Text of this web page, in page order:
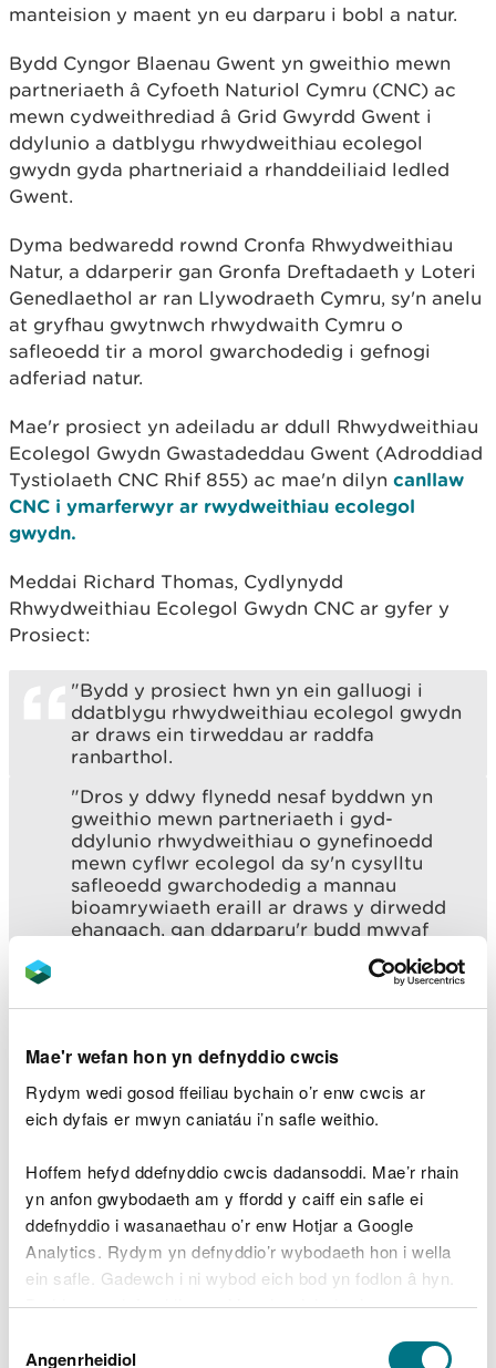
Mae'r wefan hon yn defnyddio cwcis
Rydym wedi gosod ffeiliau bychain o’r enw cwcis ar
eich dyfais er mwyn caniatáu i’n safle weithio.
Hoffem hefyd ddefnyddio cwcis dadansoddi. Mae’r rhain
yn anfon gwybodaeth am y ffordd y caiff ein safle ei
ddefnyddio i wasanaethau o’r enw Hotjar a Google
Analytics. Rydym yn defnyddio’r wybodaeth hon i wella
ein safle. Gadewch i ni wybod eich bod yn fodlon â hyn.
Byddwn yn defnyddio cwci i gadw eich dewis.
Gellirdarllen mwy am ein cwcis cyn i chi ddewis.
Caniatâd
Angenrheidiol
manteision y maent yn eu darparu i bobl a natur.
Bydd Cyngor Blaenau Gwent yn gweithio mewn
partneriaeth â Cyfoeth Naturiol Cymru (CNC) ac
mewn cydweithrediad â Grid Gwyrdd Gwent i
ddylunio a datblygu rhwydweithiau ecolegol
gwydn gyda phartneriaid a rhanddeiliaid ledled
Gwent.
Dyma bedwaredd rownd Cronfa Rhwydweithiau
Natur, a ddarperir gan Gronfa Dreftadaeth y Loteri
Genedlaethol ar ran Llywodraeth Cymru, sy'n anelu
at gryfhau gwytnwch rhwydwaith Cymru o
safleoedd tir a morol gwarchodedig i gefnogi
adferiad natur.
Mae'r prosiect yn adeiladu ar ddull Rhwydweithiau
Ecolegol Gwydn Gwastadeddau Gwent (Adroddiad
Tystiolaeth CNC Rhif 855) ac mae'n dilyn canllaw
CNC i ymarferwyr ar rwydweithiau ecolegol
gwydn.
Meddai Richard Thomas, Cydlynydd
Rhwydweithiau Ecolegol Gwydn CNC ar gyfer y
Prosiect:
"Bydd y prosiect hwn yn ein galluogi i
ddatblygu rhwydweithiau ecolegol gwydn
ar draws ein tirweddau ar raddfa
ranbarthol.
"Dros y ddwy flynedd nesaf byddwn yn
gweithio mewn partneriaeth i gyd-
ddylunio rhwydweithiau o gynefinoedd
mewn cyflwr ecolegol da sy'n cysylltu
safleoedd gwarchodedig a mannau
bioamrywiaeth eraill ar draws y dirwedd
ehangach, gan ddarparu'r budd mwyaf
"Bydd hyn yn ein galluogi i flaenoriaethu
gweithredu adfer natur hirdymor ar y cyd
gan wneud y mwyaf o wasanaethau
wedi'u haddasu i newid yn yr hinsawdd."
Meddai Helen Cunningham, yr Aelod Cabinet dros
Leoedd a'r Amgylchedd:
"Rydym wedi ymrwymo i fynd i'r afael â'r
argyfyngau hinsawdd a natur a
Rhwydweithiau Natur, a ddosbarthwyd gan
y Gronfa Dreftadaeth mewn partneriaeth â